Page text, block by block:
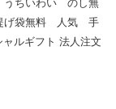
ちいわい のし無
げ袋無料 人気 手
ルギフト 法人注文